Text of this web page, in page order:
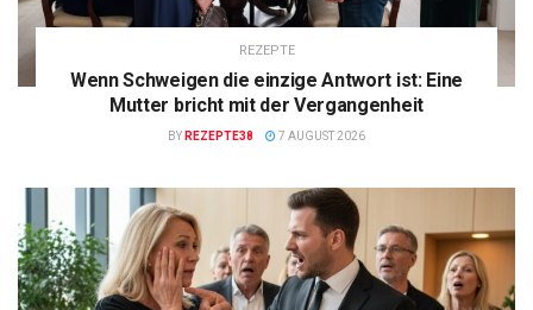
REZEPTE
Wenn Schweigen die einzige Antwort ist: Eine
Mutter bricht mit der Vergangenheit
BY REZEPTE38 7 AUGUST 2026